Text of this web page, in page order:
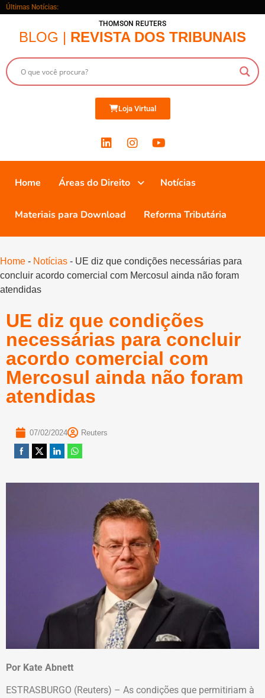
Últimas Notícias:
THOMSON REUTERS
BLOG | REVISTA DOS TRIBUNAIS
Loja Virtual
Home Áreas do Direito Notícias
Materiais para Download Reforma Tributária
Home - Notícias - UE diz que condições necessárias para
concluir acordo comercial com Mercosul ainda não foram
atendidas
UE diz que condições
necessárias para concluir
acordo comercial com
Mercosul ainda não foram
atendidas
07/02/2024 Reuters
Por Kate Abnett
ESTRASBURGO (Reuters) – As condições que permitiriam à